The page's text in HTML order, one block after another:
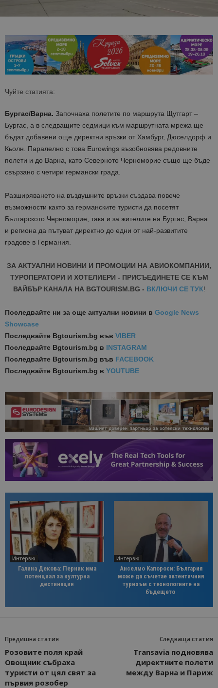
Чуйте статията:
Бургас/Варна. Започнаха полетите по маршрута Щутгарт –
Бургас, а в следващите седмици към маршрутната мрежа ще
бъдат добавени още директни връзки от Хамбург, Дюселдорф и
Кьолн. Паралелно с това Eurowings възобновява редовните
полети и до Варна, като Северното Черноморие също ще бъде
свързано с четири германски града.
Разширяването на въздушните връзки създава повече
възможности както за германските туристи да посетят
Българското Черноморие, така и за жителите на Бургас, Варна
и региона да пътуват директно до едни от най-развитите
градове в Германия.
ЗА АКТУАЛНИ НОВИНИ И ПРОМОЦИИ НА АВИОКОМПАНИИ,
ТУРОПЕРАТОРИ И ХОТЕЛИЕРИ - ПРИСЪЕДИНЕТЕ СЕ КЪМ
ВАЙБЪР КАНАЛА НА BGTOURISM.BG - ВКЛЮЧИ СЕ ТУК!
Последвайте ни за още актуални новини в Google News
Showcase
Последвайте Bgtourism.bg във VIBER
Последвайте Bgtourism.bg в INSTAGRAM
Последвайте Bgtourism.bg във FACEBOOK
Последвайте Bgtourism.bg в YOUTUBE
Интервю
Галина Декова: Перник има
потенциал за културна
дестинация
Интервю
Анселмо Капороси: България
може да съчетае автентичния
туризъм с технологиите на
бъдещето
Предишна статия
Розовите поля край
Овощник събраха
туристи от цял свят за
първия розобер
Следваща статия
Transavia подновява
директните полети
между Варна и Париж